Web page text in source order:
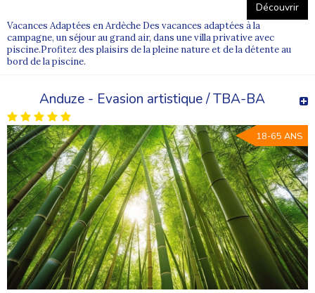
Découvrir
Vacances Adaptées en Ardèche Des vacances adaptées à la
campagne, un séjour au grand air, dans une villa privative avec
piscine.Profitez des plaisirs de la pleine nature et de la détente au
bord de la piscine.
Anduze - Evasion artistique / TBA-BA
18-65 ANS